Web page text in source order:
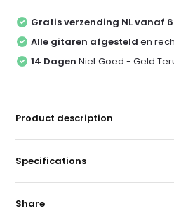
Gratis verzending NL vanaf
Alle gitaren afgesteld en
14 Dagen Niet Goed - Geld
Product description
Specifications
Share